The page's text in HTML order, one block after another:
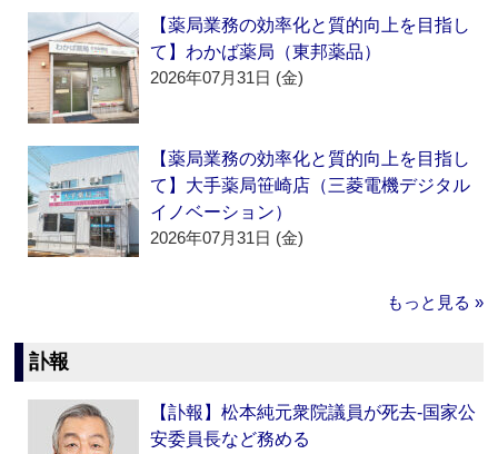
【薬局業務の効率化と質的向上を目指し
て】わかば薬局（東邦薬品）
2026年07月31日 (金)
【薬局業務の効率化と質的向上を目指し
て】大手薬局笹崎店（三菱電機デジタル
イノベーション）
2026年07月31日 (金)
もっと見る »
訃報
【訃報】松本純元衆院議員が死去‐国家公
安委員長など務める